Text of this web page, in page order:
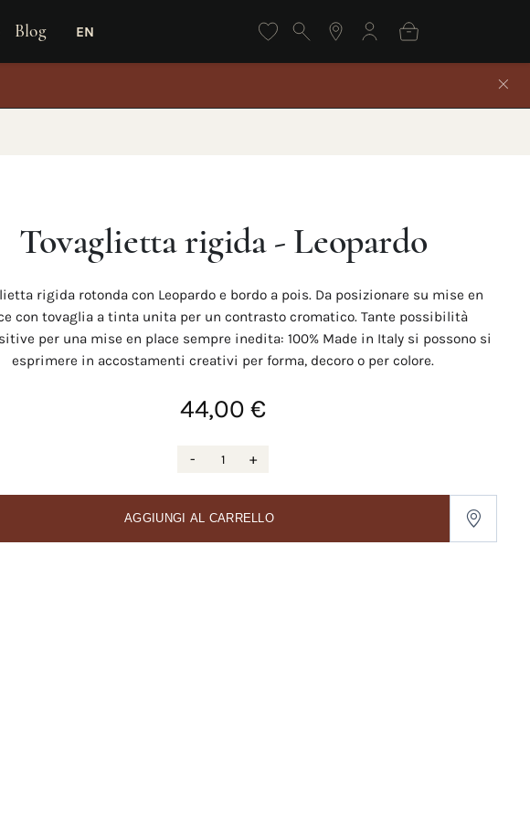
Blog EN
da 27 agosto
Tovaglietta rigida - Leopardo
rigida rotonda con Leopardo e bordo a pois. Da posizionare su mise en
con tovaglia a tinta unita per un contrasto cromatico. Tante possibilità
per una mise en place sempre inedita: 100% Made in Italy si possono si
esprimere in accostamenti creativi per forma, decoro o per colore.
44,00 €
- +
AGGIUNGI AL CARRELLO